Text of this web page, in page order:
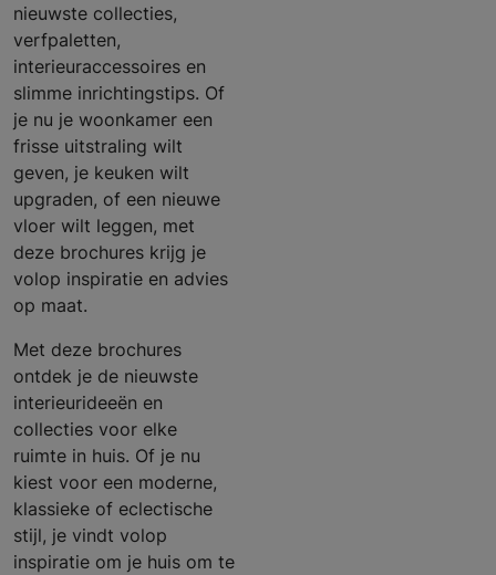
nieuwste collecties,
verfpaletten,
interieuraccessoires en
slimme inrichtingstips. Of
je nu je woonkamer een
frisse uitstraling wilt
geven, je keuken wilt
upgraden, of een nieuwe
vloer wilt leggen, met
deze brochures krijg je
volop inspiratie en advies
op maat.
Met deze brochures
ontdek je de nieuwste
interieurideeën en
collecties voor elke
ruimte in huis. Of je nu
kiest voor een moderne,
klassieke of eclectische
stijl, je vindt volop
inspiratie om je huis om te